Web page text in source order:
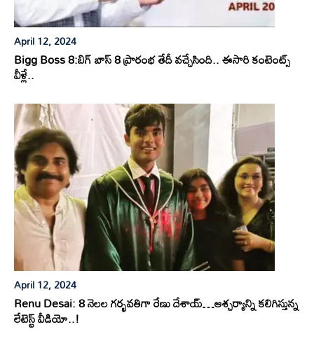
April 12, 2024
Bigg Boss 8:బిగ్ బాస్ 8 ప్రారంభ తేదీ వచ్చేసింది.. ఈసారి కంటెంట్స్
వీళ్లే..
April 12, 2024
Renu Desai: 8 నెలల గర్భవతిగా రేణు దేశాయ్…ఆశ్చర్యాన్ని కలిగిస్తున్న
లేటెస్ట్ వీడియో..!